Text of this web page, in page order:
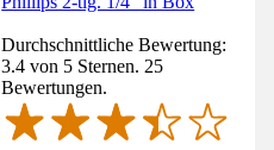
Durchschnittliche Bewertung:
3.4 von 5 Sternen. 25
Bewertungen.